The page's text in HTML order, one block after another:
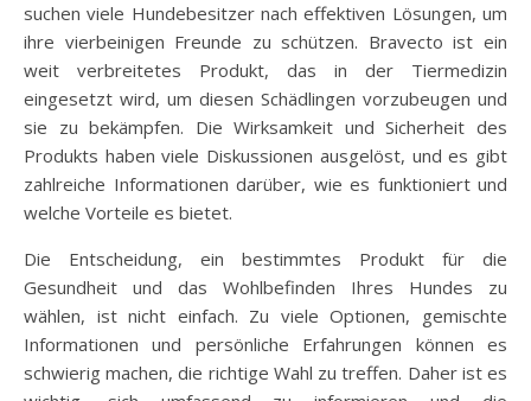
suchen viele Hundebesitzer nach effektiven Lösungen, um
ihre vierbeinigen Freunde zu schützen. Bravecto ist ein
weit verbreitetes Produkt, das in der Tiermedizin
eingesetzt wird, um diesen Schädlingen vorzubeugen und
sie zu bekämpfen. Die Wirksamkeit und Sicherheit des
Produkts haben viele Diskussionen ausgelöst, und es gibt
zahlreiche Informationen darüber, wie es funktioniert und
welche Vorteile es bietet.
Die Entscheidung, ein bestimmtes Produkt für die
Gesundheit und das Wohlbefinden Ihres Hundes zu
wählen, ist nicht einfach. Zu viele Optionen, gemischte
Informationen und persönliche Erfahrungen können es
schwierig machen, die richtige Wahl zu treffen. Daher ist es